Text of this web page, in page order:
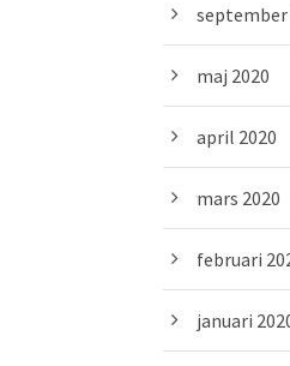
september
maj 2020
april 2020
mars 2020
februari
januari